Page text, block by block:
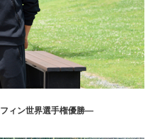
ィン世界選手権優勝―